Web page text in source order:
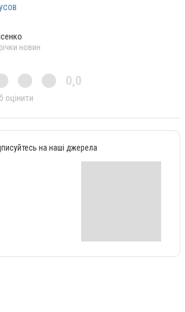
новин
0,0
оцінити
на наші джерела